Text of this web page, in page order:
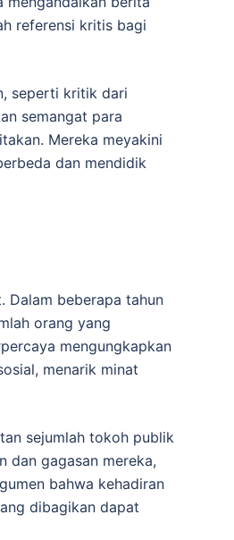
referensi kritis bagi
seperti kritik dari
semangat para
Mereka meyakini
dan mendidik
Dalam beberapa tahun
orang yang
mengungkapkan
menarik minat
sejumlah tokoh publik
dan gagasan mereka,
bahwa kehadiran
dibagikan dapat